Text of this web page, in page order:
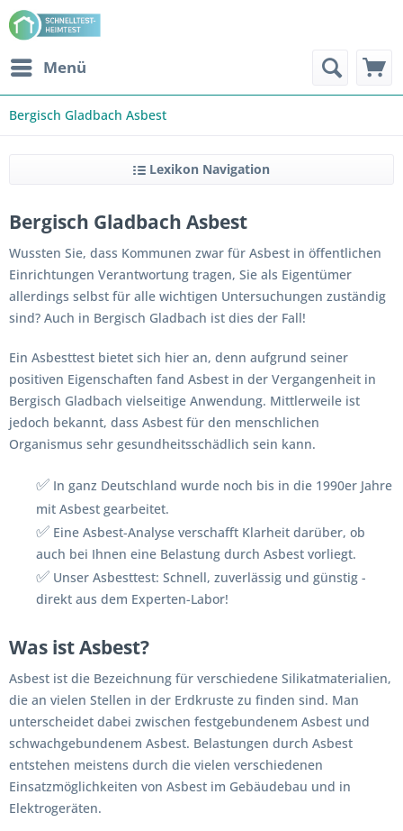
Menü
Bergisch Gladbach Asbest
Lexikon Navigation
Bergisch Gladbach Asbest
Wussten Sie, dass Kommunen zwar für Asbest in öffentlichen
Einrichtungen Verantwortung tragen, Sie als Eigentümer
allerdings selbst für alle wichtigen Untersuchungen zuständig
sind? Auch in Bergisch Gladbach ist dies der Fall!
Ein Asbesttest bietet sich hier an, denn aufgrund seiner
positiven Eigenschaften fand Asbest in der Vergangenheit in
Bergisch Gladbach vielseitige Anwendung. Mittlerweile ist
jedoch bekannt, dass Asbest für den menschlichen
Organismus sehr gesundheitsschädlich sein kann.
✅ In ganz Deutschland wurde noch bis in die 1990er Jahre
mit Asbest gearbeitet.
✅ Eine Asbest-Analyse verschafft Klarheit darüber, ob
auch bei Ihnen eine Belastung durch Asbest vorliegt.
✅ Unser Asbesttest: Schnell, zuverlässig und günstig -
direkt aus dem Experten-Labor!
Was ist Asbest?
Asbest ist die Bezeichnung für verschiedene Silikatmaterialien,
die an vielen Stellen in der Erdkruste zu finden sind. Man
unterscheidet dabei zwischen festgebundenem Asbest und
schwachgebundenem Asbest. Belastungen durch Asbest
entstehen meistens durch die vielen verschiedenen
Einsatzmöglichkeiten von Asbest im Gebäudebau und in
Elektrogeräten.